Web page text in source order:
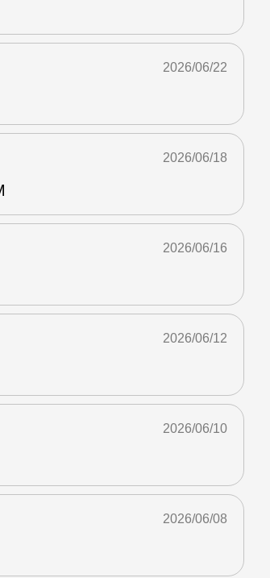
2026/06/22
2026/06/18
2026/06/16
2026/06/12
2026/06/10
2026/06/08